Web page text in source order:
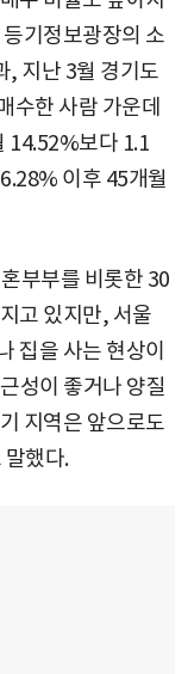
기정보광장의 소
, 지난 3월 경기도
수한 사람 가운데
14.52%보다 1.1
이후 45개월
부부를 비롯한 30
고 있지만, 서울
집을 사는 현상이
성이 좋거나 양질
지역은 앞으로도
했다.